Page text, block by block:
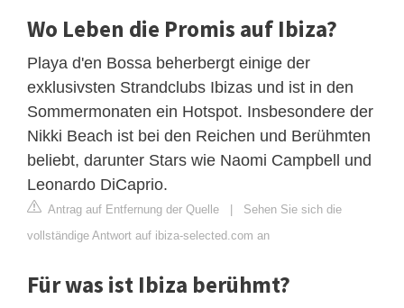
Wo Leben die Promis auf Ibiza?
Playa d'en Bossa beherbergt einige der
exklusivsten Strandclubs Ibizas und ist in den
Sommermonaten ein Hotspot. Insbesondere der
Nikki Beach ist bei den Reichen und Berühmten
beliebt, darunter Stars wie Naomi Campbell und
Leonardo DiCaprio.
Antrag auf Entfernung der Quelle | Sehen Sie sich die
vollständige Antwort auf ibiza-selected.com an
Für was ist Ibiza berühmt?